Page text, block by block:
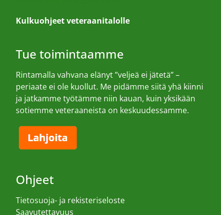
Kulkuohjeet veteraanitalolle
Tue toimintaamme
Rintamalla vahvana elänyt ”veljeä ei jätetä” –
periaate ei ole kuollut. Me pidämme siitä yhä kiinni
ja jatkamme työtämme niin kauan, kuin yksikään
sotiemme veteraaneista on keskuudessamme.
Ohjeet
Tietosuoja- ja rekisteriseloste
Saavutettavuus